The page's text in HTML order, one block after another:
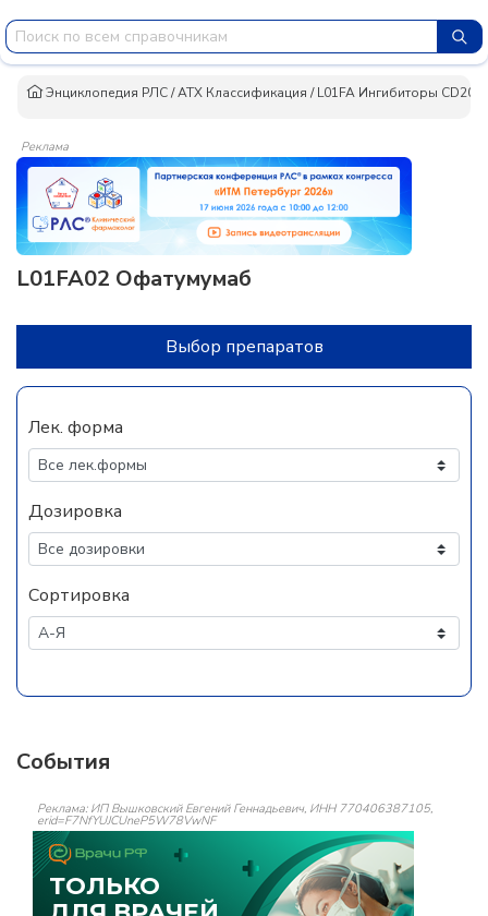
Энциклопедия РЛС/АТХ Классификация /L01FA Ингибиторы CD20
Реклама
L01FA02 Офатумумаб
Выбор препаратов
Лек. форма
Дозировка
Сортировка
События
Реклама: ИП Вышковский Евгений Геннадьевич, ИНН 770406387105,
erid=F7NfYUJCUneP5W78VwNF